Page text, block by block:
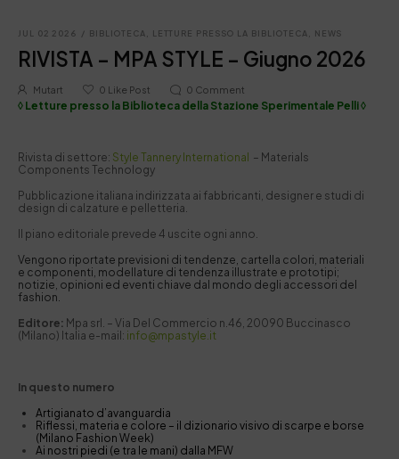
JUL 02 2026 / BIBLIOTECA, LETTURE PRESSO LA BIBLIOTECA, NEWS
RIVISTA – MPA STYLE – Giugno 2026
Mutart 0 Like Post 0 Comment
◊ Letture presso la Biblioteca della Stazione Sperimentale Pelli ◊
Rivista di settore: Style Tannery International – Materials
Components Technology
Pubblicazione italiana indirizzata ai fabbricanti, designer e studi di
design di calzature e pelletteria.
Il piano editoriale prevede 4 uscite ogni anno.
Vengono riportate previsioni di tendenze, cartella colori, materiali
e componenti, modellature di tendenza illustrate e prototipi;
notizie, opinioni ed eventi chiave dal mondo degli accessori del
fashion.
Editore: Mpa srl. – Via Del Commercio n.46, 20090 Buccinasco
(Milano) Italia e-mail: info@mpastyle.it
In questo numero
Artigianato d’avanguardia
Riflessi, materia e colore – il dizionario visivo di scarpe e borse
(Milano Fashion Week)
Ai nostri piedi (e tra le mani) dalla MFW